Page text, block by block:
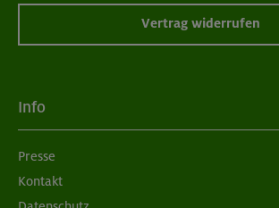
Vertrag widerrufen
Info
Presse
Kontakt